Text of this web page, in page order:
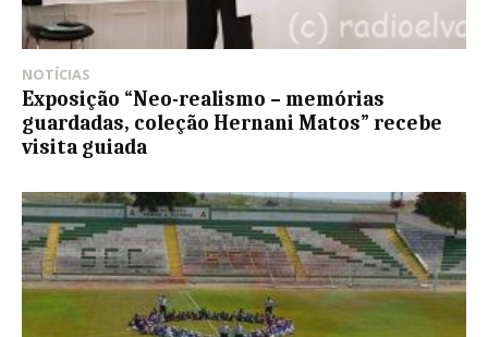
NOTÍCIAS
Exposição “Neo-realismo – memórias
guardadas, coleção Hernani Matos” recebe
visita guiada